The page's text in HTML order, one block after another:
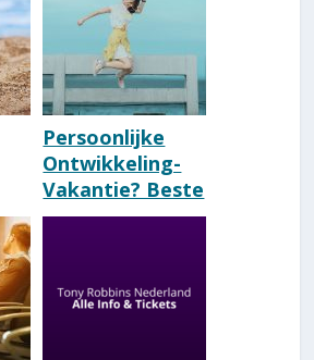
Persoonlijke
Ontwikkeling-
Vakantie? Beste
Tips! [Coaching
g]